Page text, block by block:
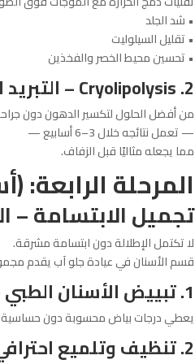
• شد الجلد
• تقليل السيلوليت
• تحسين محيط الخصر والفخذين
2. Cryolipolysis
–
من أفضل الحلول لتكسير الدهون دون
— تعمل نتائجه خلال 3–6 أسابيع —
مما يجعله مثاليًا قبل الزفاف.
المرحلة
تجميل الابتسامة –
لا تكتمل الإطلالة دون ابتسامة مشرقة.
قسم الأسنان في عيادة جلو آب يقدم
1. تبييض الأسنان الطبي (
يعطي درجات بياض محسوبة دون
2. تنظيف وتلميع احترافي